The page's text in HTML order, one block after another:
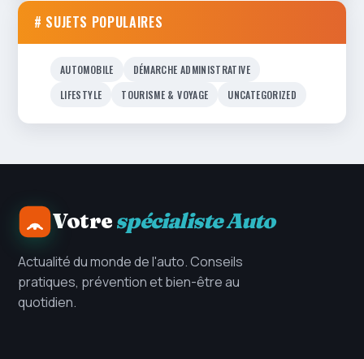
# SUJETS POPULAIRES
AUTOMOBILE
DÉMARCHE ADMINISTRATIVE
LIFESTYLE
TOURISME & VOYAGE UNCATEGORIZED
Votrespécialiste Auto
Actualité du monde de l'auto. Conseils
pratiques, prévention et bien-être au
quotidien.